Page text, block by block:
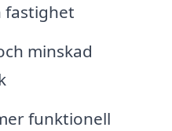
fastighet
minskad
funktionell